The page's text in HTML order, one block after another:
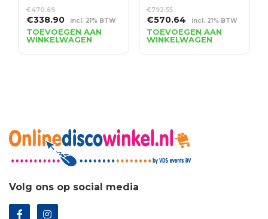
€470.69
Oorspronkelijke
prijs
was:
€470.69.
€338.90Huidige
prijs
is:
€338.90.
incl. 21% BTW
TOEVOEGEN AAN
WINKELWAGEN
€792.55
Oorspronkelijke
prijs
was:
€792.55.
€570.64 Huidige
prijs
is:
€570.64.
incl. 21% BTW
TOEVOEGEN AAN
WINKELWAGEN
Volg ons op social media